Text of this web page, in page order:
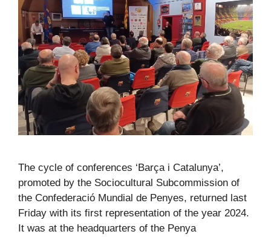
The cycle of conferences ‘Barça i Catalunya’,
promoted by the Sociocultural Subcommission of
the Confederació Mundial de Penyes, returned last
Friday with its first representation of the year 2024.
It was at the headquarters of the Penya